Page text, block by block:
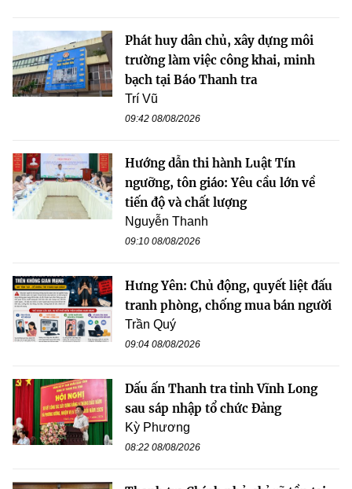
Phát huy dân chủ, xây dựng môi
trường làm việc công khai, minh
bạch tại Báo Thanh tra
Trí Vũ
09:42 08/08/2026
Hướng dẫn thi hành Luật Tín
ngưỡng, tôn giáo: Yêu cầu lớn về
tiến độ và chất lượng
Nguyễn Thanh
09:10 08/08/2026
Hưng Yên: Chủ động, quyết liệt đấu
tranh phòng, chống mua bán người
Trần Quý
09:04 08/08/2026
Dấu ấn Thanh tra tỉnh Vĩnh Long
sau sáp nhập tổ chức Đảng
Kỳ Phương
08:22 08/08/2026